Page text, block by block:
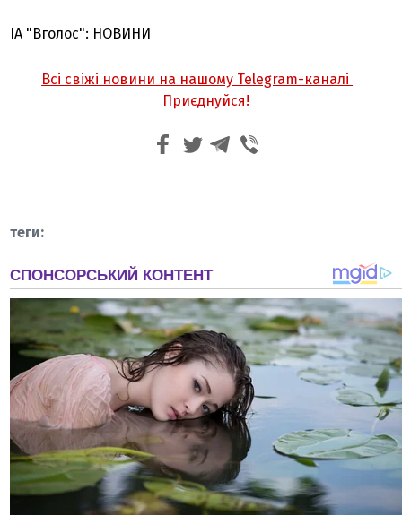
ІА "Вголос": НОВИНИ
Всі свіжі новини на нашому Telegram-каналі
Приєднуйся!